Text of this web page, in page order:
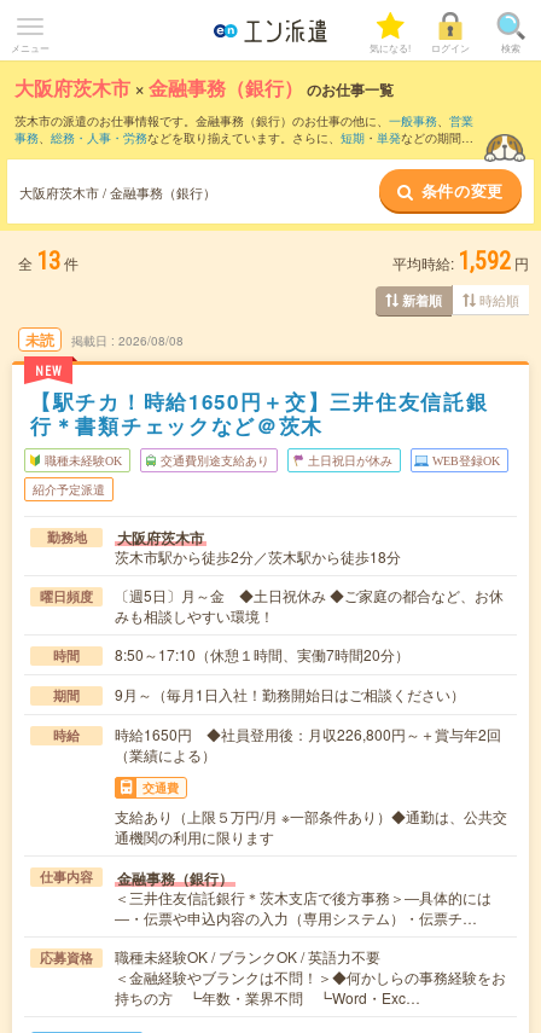
メニュー 気になる! ログイン 検索
大阪府茨木市 ×金融事務（銀行） のお仕事一覧
茨木市の派遣のお仕事情報です。金融事務（銀行）のお仕事の他に、 一般事務、 営業
事務、 総務・人事・労務などを取り揃えています。さらに、 短期 ・ 単発などの期間
大阪府茨木市 / 金融事務（銀行） 条件の変更
全 13件 平均時給: 1,592 円
新着順 時給順
未読
NEW
掲載日 2026/08/08
【駅チカ！時給1650円＋交】三井住友信託銀
行＊書類チェックなど＠茨木
職種未経験OK 交通費別途支給あり 土日祝日が休み WEB登録OK
紹介予定派遣
勤務地 大阪府茨木市
茨木市駅から徒歩2分／茨木駅から徒歩18分
曜日頻度
〔週5日〕月～金 ◆土日祝休み ◆ご家庭の都合など、お休
みも相談しやすい環境！
時間 8:50～17:10（休憩１時間、実働7時間20分）
期間 9月～（毎月1日入社！勤務開始日はご相談ください）
時給
時給1650円 ◆社員登用後：月収226,800円～＋賞与年2回
（業績による）
交通費
支給あり（上限５万円/月 ※一部条件あり）◆通勤は、公共交
通機関の利用に限ります
仕事内容 金融事務（銀行）
＜三井住友信託銀行＊茨木支店で後方事務＞―具体的には
―・伝票や申込内容の入力（専用システム）・伝票チ…
応募資格
職種未経験OK / ブランクOK / 英語力不要
＜金融経験やブランクは不問！＞◆何かしらの事務経験をお
持ちの方 ┗年数・業界不問 ┗Word・Exc…